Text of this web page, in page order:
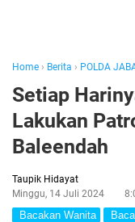
Home › Berita › POLDA
Setiap
Lakukan
Baleendah
Taupik Hidayat
Minggu, 14 Juli 2024
Bacakan Wanita